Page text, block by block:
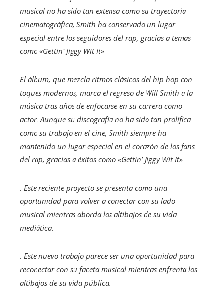
musical no ha sido tan extensa como su trayectoria
cinematográfica, Smith ha conservado un lugar
especial entre los seguidores del rap, gracias a temas
como «Gettin’ Jiggy Wit It»
El álbum, que mezcla ritmos clásicos del hip hop con
toques modernos, marca el regreso de Will Smith a la
música tras años de enfocarse en su carrera como
actor. Aunque su discografía no ha sido tan prolífica
como su trabajo en el cine, Smith siempre ha
mantenido un lugar especial en el corazón de los fans
del rap, gracias a éxitos como «Gettin’ Jiggy Wit It»
. Este reciente proyecto se presenta como una
oportunidad para volver a conectar con su lado
musical mientras aborda los altibajos de su vida
mediática.
. Este nuevo trabajo parece ser una oportunidad para
reconectar con su faceta musical mientras enfrenta los
altibajos de su vida pública.